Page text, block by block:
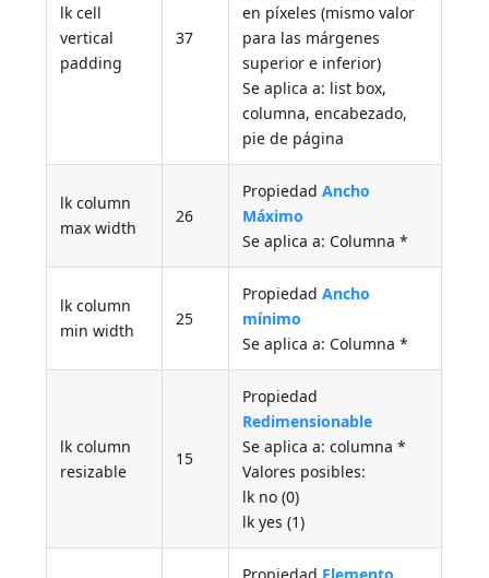
lk cell
vertical
padding
37
en píxeles (mismo valor
para las márgenes
superior e inferior)
Se aplica a: list box,
columna, encabezado,
pie de página
lk column
max width
26
PropiedadAncho
Máximo
Se aplica a: Columna *
lk column
min width
25
PropiedadAncho
mínimo
Se aplica a: Columna *
lk column
resizable
15
Propiedad
Redimensionable
Se aplica a: columna *
Valores posibles:
lk no (0)
lk yes (1)